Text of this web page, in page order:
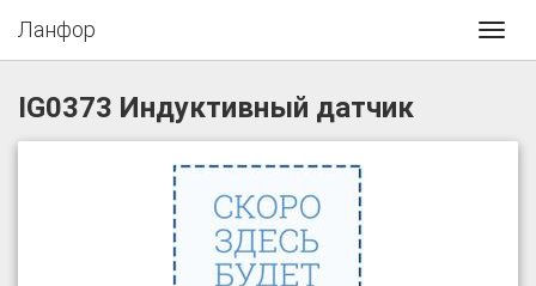
Ланфор
IG0373 Индуктивный датчик